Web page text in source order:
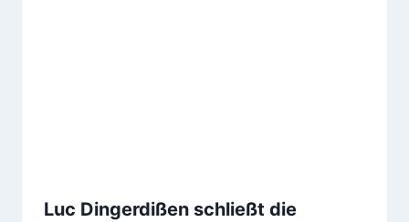
Luc Dingerdißen schließt die